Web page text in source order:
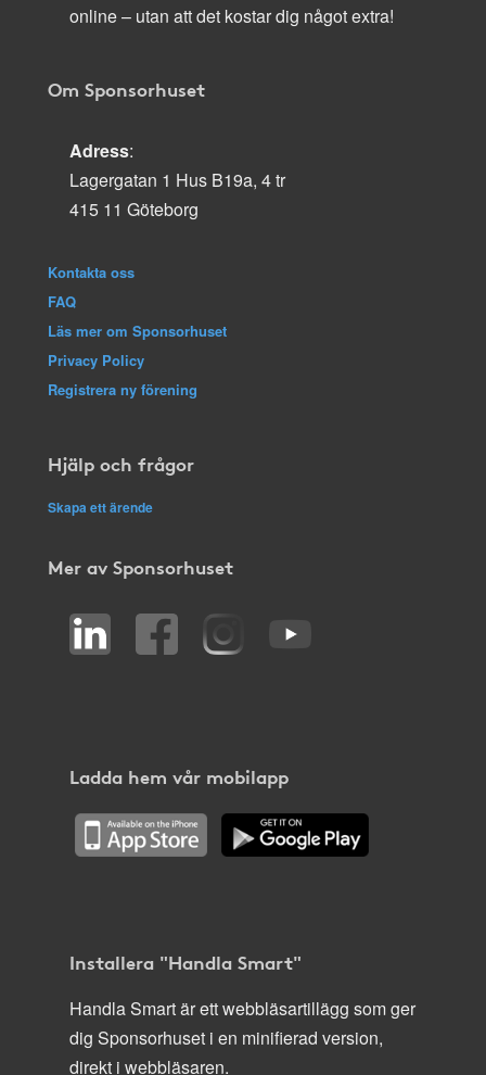
online – utan att det kostar dig något extra!
Om Sponsorhuset
Adress:
Lagergatan 1 Hus B19a, 4 tr
415 11 Göteborg
Kontakta oss
FAQ
Läs mer om Sponsorhuset
Privacy Policy
Registrera ny förening
Hjälp och frågor
Skapa ett ärende
Mer av Sponsorhuset
Ladda hem vår mobilapp
Installera "Handla Smart"
Handla Smart är ett webbläsartillägg som ger
dig Sponsorhuset i en minifierad version,
direkt i webbläsaren.